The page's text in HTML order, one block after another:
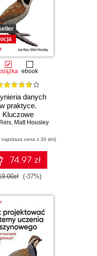
ebook
danych
w praktyce.
Kluczowe
koncepcje i
technologie
, Matt Housley
najniższa cena z 30 dni)
74.97 zł
(-37%)